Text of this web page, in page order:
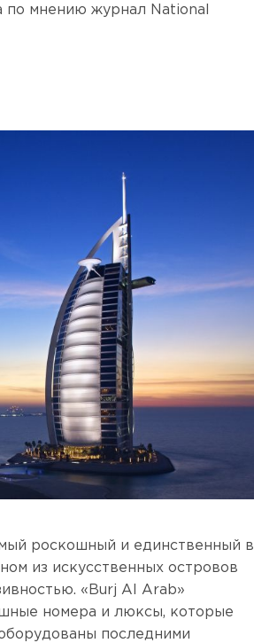
по мнению журнал National
роскошный и единственный в
из искусственных островов
«Burj Al Arab»
номера и люксы, которые
последними